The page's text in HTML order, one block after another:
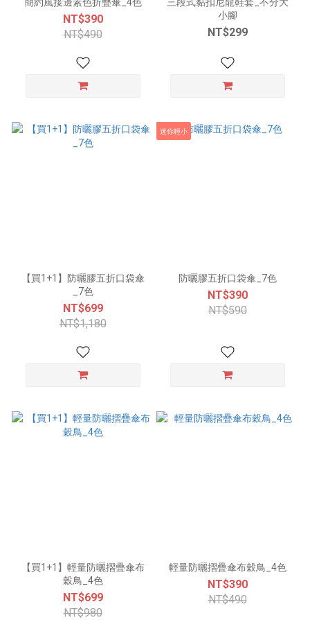
NT$390
NT$490
小腳
NT$299
【買1+1】防曬膠五折口袋傘
_7色
NT$699
NT$1,180
迷你輕小
防曬膠五折口袋傘_7色
NT$390
NT$590
【買1+1】輕量防曬摺疊傘布
穀鳥_4色
NT$699
NT$980
輕量防曬摺疊傘布穀鳥_4色
NT$390
NT$490